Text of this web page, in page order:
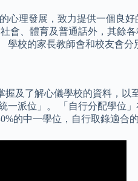
心理發展，致力提供一個良
、體育及普通話外，其餘
校的家長教師會和校友會分
及了解心儀學校的資料，以
派位」。 「自行分配學位
的中一學位，自行取錄適合的